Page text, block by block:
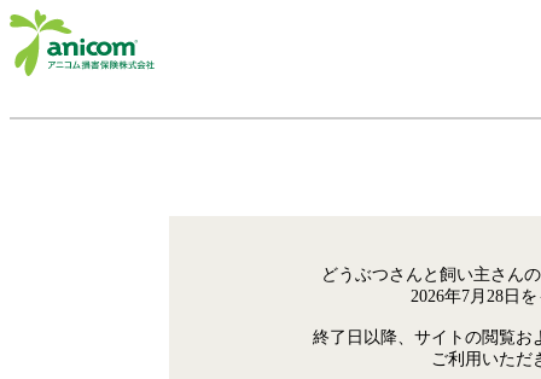
どうぶつさんと飼い主さん
2026年7月28日
終了日以降、サイトの閲覧お
ご利用いただ